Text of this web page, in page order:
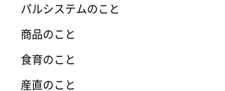
パルシステムのこと
商品のこと
食育のこと
産直のこと